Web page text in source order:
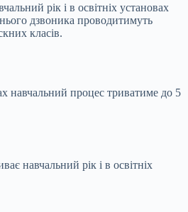
рік і в освітніх установах
дзвоника проводитимуть
класів.
навчальний процес триватиме до 5
навчальний рік і в освітніх